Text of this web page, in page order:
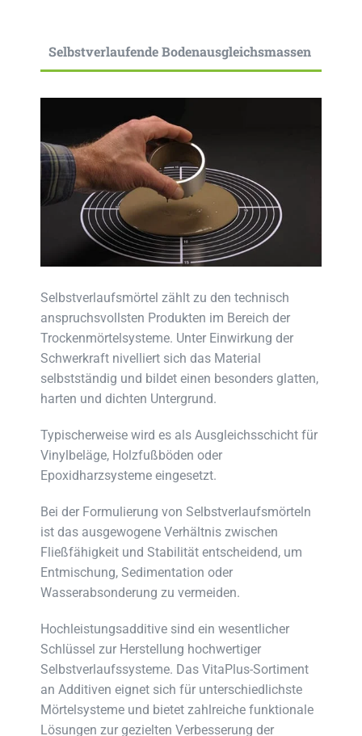
Selbstverlaufende Bodenausgleichsmassen
Selbstverlaufsmörtel zählt zu den technisch
anspruchsvollsten Produkten im Bereich der
Trockenmörtelsysteme. Unter Einwirkung der
Schwerkraft nivelliert sich das Material
selbstständig und bildet einen besonders glatten,
harten und dichten Untergrund.
Typischerweise wird es als Ausgleichsschicht für
Vinylbeläge, Holzfußböden oder
Epoxidharzsysteme eingesetzt.
Bei der Formulierung von Selbstverlaufsmörteln
ist das ausgewogene Verhältnis zwischen
Fließfähigkeit und Stabilität entscheidend, um
Entmischung, Sedimentation oder
Wasserabsonderung zu vermeiden.
Hochleistungsadditive sind ein wesentlicher
Schlüssel zur Herstellung hochwertiger
Selbstverlaufssysteme. Das VitaPlus-Sortiment
an Additiven eignet sich für unterschiedlichste
Mörtelsysteme und bietet zahlreiche funktionale
Lösungen zur gezielten Verbesserung der